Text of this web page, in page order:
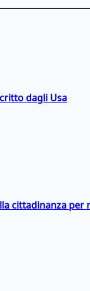
dagli Usa
cittadinanza per